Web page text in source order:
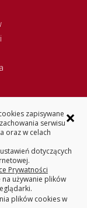
746 9400
87-21
×
zapisywane
serwisu
oraz w celach
dotyczących
Prywatności
używanie plików
plików cookies w